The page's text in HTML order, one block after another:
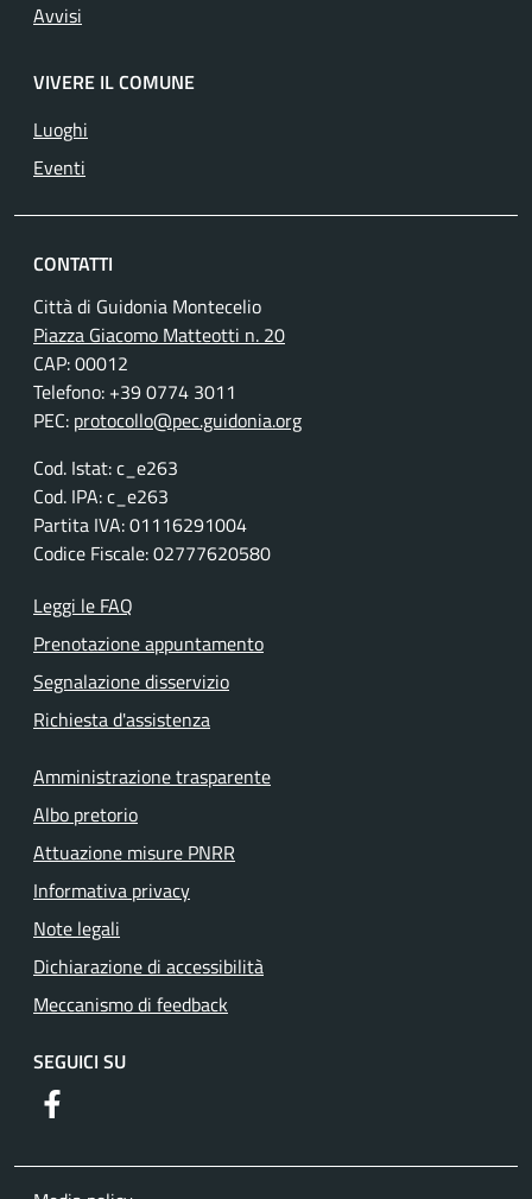
Avvisi
VIVERE IL COMUNE
Luoghi
Eventi
CONTATTI
Città di Guidonia Montecelio
Piazza Giacomo Matteotti n. 20
CAP: 00012
Telefono: +39 0774 3011
PEC: protocollo@pec.guidonia.org
Cod. Istat: c_e263
Cod. IPA: c_e263
Partita IVA: 01116291004
Codice Fiscale: 02777620580
Leggi le FAQ
Prenotazione appuntamento
Segnalazione disservizio
Richiesta d'assistenza
Amministrazione trasparente
Albo pretorio
Attuazione misure PNRR
Informativa privacy
Note legali
Dichiarazione di accessibilità
Meccanismo di feedback
SEGUICI SU